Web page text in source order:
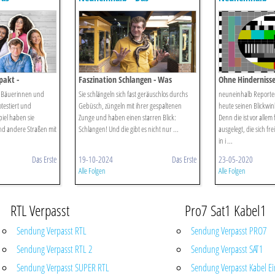
Für Kinder
-
und
und
haben sie
andere Straßen mit
Das Erste
Reportermagazin Für Kinder
Faszination Schlangen - Was
Kreuzotter, Ringelnatter Und Co.
So Besonders Macht
Sie schlängeln sich fast geräuschlos durchs
Gebüsch, züngeln mit ihrer gespaltenen
Zunge und haben einen starren Blick:
Schlangen! Und die gibt es nicht nur ...
19-10-2024 Das Erste
Alle Folgen
Ohne
Barrierefreiheit
neuneinhalb
heute seinen
Denn die ist vor
ausgelegt, die sich
in i ...
23-05-2020
Alle Folgen
RTL Verpasst
Sendung Verpasst RTL
Sendung Verpasst RTL 2
Sendung Verpasst SUPER RTL
Pro7 Sat1 Kabel1
Sendung Verpasst PRO7
Sendung Verpasst SAT1
Sendung Verpasst Kabel